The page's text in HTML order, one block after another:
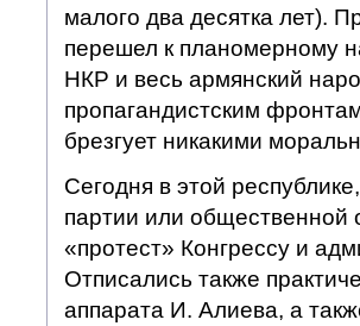
малого два десятка лет).
перешел к планомерному
НКР и весь армянский
пропагандистским
брезгует никакими
Сегодня в этой
партии или общественной
«протест» Конгрессу и
Отписались также
аппарата И. Алиева, а